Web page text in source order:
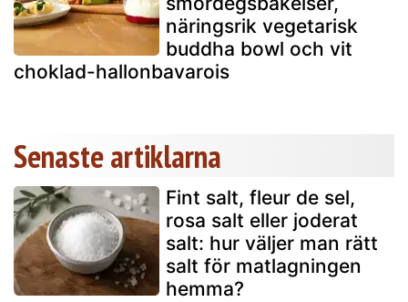
näringsrik vegetarisk
buddha bowl och vit
choklad-hallonbavarois
Senaste artiklarna
Fint salt, fleur de sel,
rosa salt eller joderat
salt: hur väljer man rätt
salt för matlagningen
hemma?